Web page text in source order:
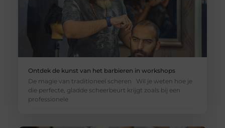
Ontdek de kunst van het barbieren in workshops
De magie van traditioneel scheren Wil je weten hoe je
die perfecte, gladde scheerbeurt krijgt zoals bij een
professionele